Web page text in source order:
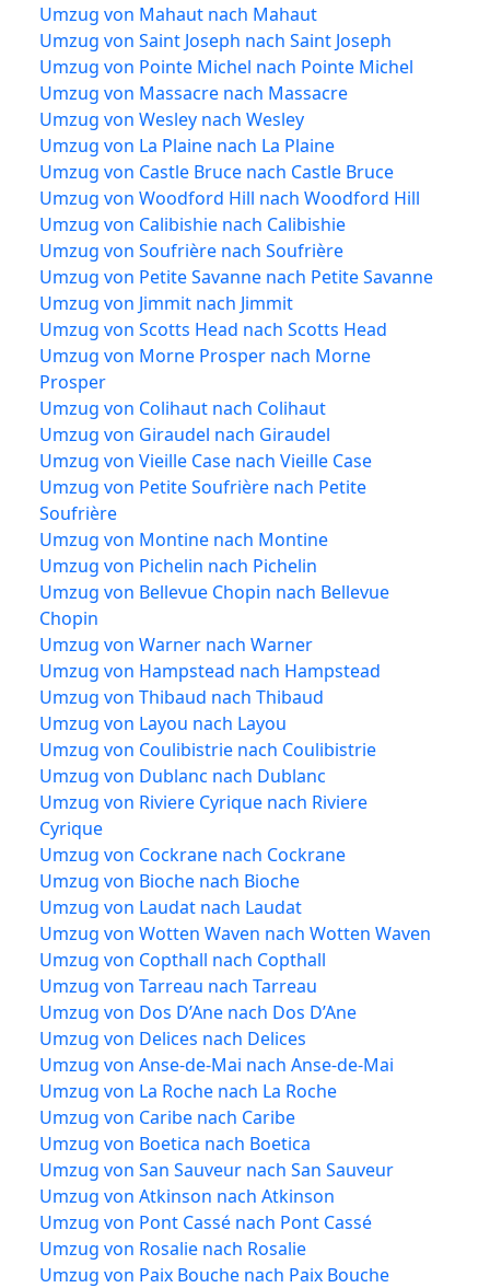
Umzug von Mahaut nach Mahaut
Umzug von Saint Joseph nach Saint Joseph
Umzug von Pointe Michel nach Pointe Michel
Umzug von Massacre nach Massacre
Umzug von Wesley nach Wesley
Umzug von La Plaine nach La Plaine
Umzug von Castle Bruce nach Castle Bruce
Umzug von Woodford Hill nach Woodford Hill
Umzug von Calibishie nach Calibishie
Umzug von Soufrière nach Soufrière
Umzug von Petite Savanne nach Petite Savanne
Umzug von Jimmit nach Jimmit
Umzug von Scotts Head nach Scotts Head
Umzug von Morne Prosper nach Morne
Prosper
Umzug von Colihaut nach Colihaut
Umzug von Giraudel nach Giraudel
Umzug von Vieille Case nach Vieille Case
Umzug von Petite Soufrière nach Petite
Soufrière
Umzug von Montine nach Montine
Umzug von Pichelin nach Pichelin
Umzug von Bellevue Chopin nach Bellevue
Chopin
Umzug von Warner nach Warner
Umzug von Hampstead nach Hampstead
Umzug von Thibaud nach Thibaud
Umzug von Layou nach Layou
Umzug von Coulibistrie nach Coulibistrie
Umzug von Dublanc nach Dublanc
Umzug von Riviere Cyrique nach Riviere
Cyrique
Umzug von Cockrane nach Cockrane
Umzug von Bioche nach Bioche
Umzug von Laudat nach Laudat
Umzug von Wotten Waven nach Wotten Waven
Umzug von Copthall nach Copthall
Umzug von Tarreau nach Tarreau
Umzug von Dos D’Ane nach Dos D’Ane
Umzug von Delices nach Delices
Umzug von Anse-de-Mai nach Anse-de-Mai
Umzug von La Roche nach La Roche
Umzug von Caribe nach Caribe
Umzug von Boetica nach Boetica
Umzug von San Sauveur nach San Sauveur
Umzug von Atkinson nach Atkinson
Umzug von Pont Cassé nach Pont Cassé
Umzug von Rosalie nach Rosalie
Umzug von Paix Bouche nach Paix Bouche